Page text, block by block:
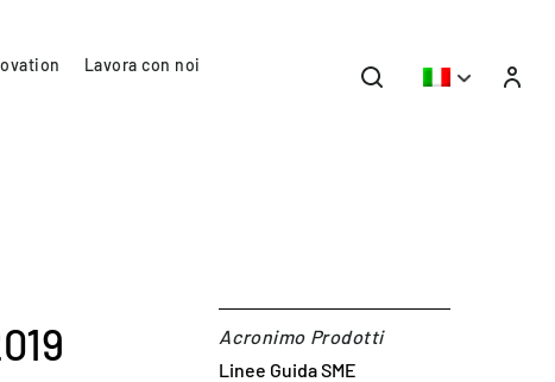
Lavora con noi
Acronimo Prodotti
Linee Guida SME